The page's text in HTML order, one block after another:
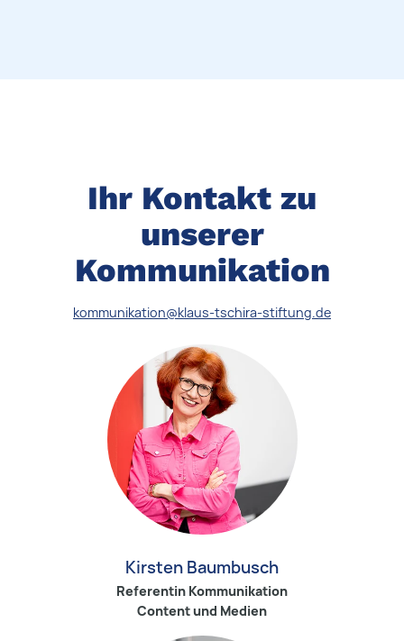
Ihr Kontakt zu
unserer
Kommunikation
kommunikation@klaus-tschira-stiftung.de
Kirsten Baumbusch
Referentin Kommunikation
Content und Medien